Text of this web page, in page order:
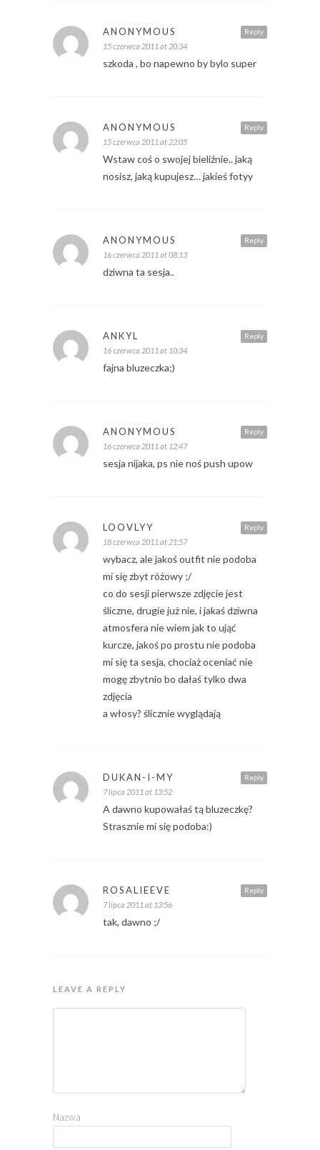
Reply
ANONYMOUS
15 czerwca 2011 at 20:34
szkoda , bo napewno by bylo super
Reply
ANONYMOUS
15 czerwca 2011 at 22:05
Wstaw coś o swojej bieliźnie.. jaką
nosisz, jaką kupujesz… jakieś fotyy
Reply
ANONYMOUS
16 czerwca 2011 at 08:13
dziwna ta sesja..
Reply
ANKYL
16 czerwca 2011 at 10:34
fajna bluzeczka;)
Reply
ANONYMOUS
16 czerwca 2011 at 12:47
sesja nijaka, ps nie noś push upow
Reply
LOOVLYY
18 czerwca 2011 at 21:57
wybacz, ale jakoś outfit nie podoba
mi się zbyt różowy ;/
co do sesji pierwsze zdjęcie jest
śliczne, drugie już nie, i jakaś dziwna
atmosfera nie wiem jak to ująć
kurcze, jakoś po prostu nie podoba
mi się ta sesja, chociaż oceniać nie
mogę zbytnio bo dałaś tylko dwa
zdjęcia
a włosy? ślicznie wyglądają
Reply
DUKAN-I-MY
7 lipca 2011 at 13:52
A dawno kupowałaś tą bluzeczkę?
Strasznie mi się podoba:)
Reply
ROSALIEEVE
7 lipca 2011 at 13:56
tak, dawno ;/
LEAVE A REPLY
Nazwa